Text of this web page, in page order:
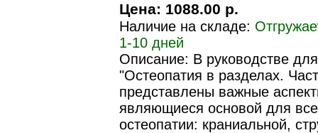
Цена: 1088.00 р.
Наличие на складе:
1-10 дней
Описание: В руководстве
"Остеопатия в разделах.
представлены важные
являющиеся основой для
остеопатии: краниальной,